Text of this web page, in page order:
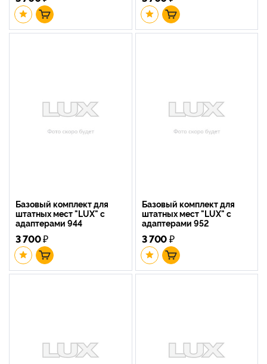
Базовый комплект для
штатных мест "LUX" с
адаптерами 944
3 700₽
Базовый комплект для
штатных мест "LUX" с
адаптерами 952
3 700₽